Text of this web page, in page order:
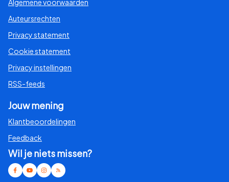
Algemene voorwaarden
Auteursrechten
Privacy statement
Cookie statement
Privacy instellingen
RSS-feeds
Jouw mening
Klantbeoordelingen
Feedback
Wil je niets missen?